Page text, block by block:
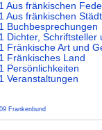
Aus fränkischen
Aus fränkischen
Buchbesprechungen
Dichter, Schriftsteller
Fränkische Art und
Fränkisches Land
Persönlichkeiten
Veranstaltungen
Frankenbund